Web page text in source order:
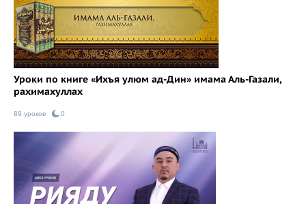
Уроки по книге «Ихъя улюм ад-Дин» имама Аль-Газали,
рахимахуллах
89 уроков 0